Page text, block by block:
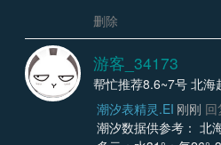
删除
游客_34173
帮忙推荐8.6~7号 北海
潮汐表精灵.EI 刚刚 回
潮汐数据供参考： 北